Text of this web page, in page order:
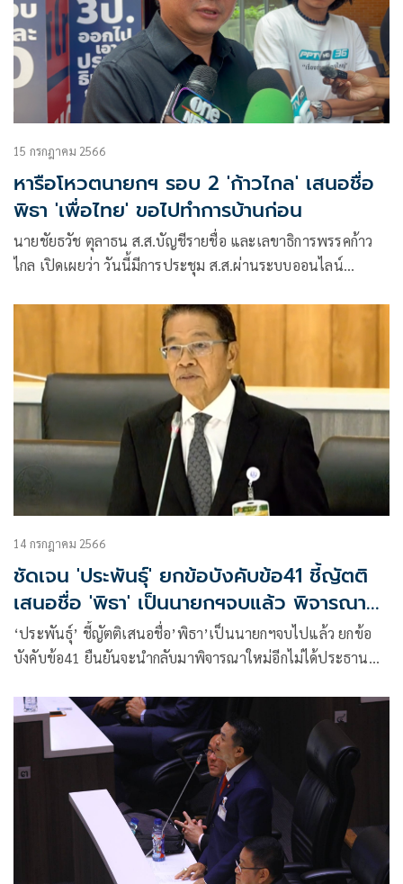
15 กรกฎาคม 2566
หารือโหวตนายกฯ รอบ 2 'ก้าวไกล' เสนอชื่อ
พิธา 'เพื่อไทย' ขอไปทำการบ้านก่อน
นายชัยธวัช ตุลาธน ส.ส.บัญชีรายชื่อ และเลขาธิการพรรคก้าว
ไกล เปิดเผยว่า วันนี้มีการประชุม ส.ส.ผ่านระบบออนไลน์
และแนวทางในการผลักดันเสนอชื่อนายพิธา ลิ้มเจริญรัตน์
หัวหน้าพรรค ก.ก. และแคนดิเดตนายกรัฐมนตรี รวมถึงพูดคุยถึง
สถานการณ์การเมืองปัจจุบัน
14 กรกฎาคม 2566
ชัดเจน 'ประพันธุ์' ยกข้อบังคับข้อ41 ชี้ญัตติ
เสนอชื่อ 'พิธา' เป็นนายกฯจบแล้ว พิจารณา
ใหม่ไม่ได้
‘ประพันธุ์’ ชี้ญัตติเสนอชื่อ’พิธา’เป็นนายกฯจบไปแล้ว ยกข้อ
บังคับข้อ41 ยืนยันจะนำกลับมาพิจารณาใหม่อีกไม่ได้ประธาน
สมาชิกรัฐสภารวมกันไม่น้อยกว่ากึ่งหนึ่งเข้าชื่อเสนอเท่านั้น